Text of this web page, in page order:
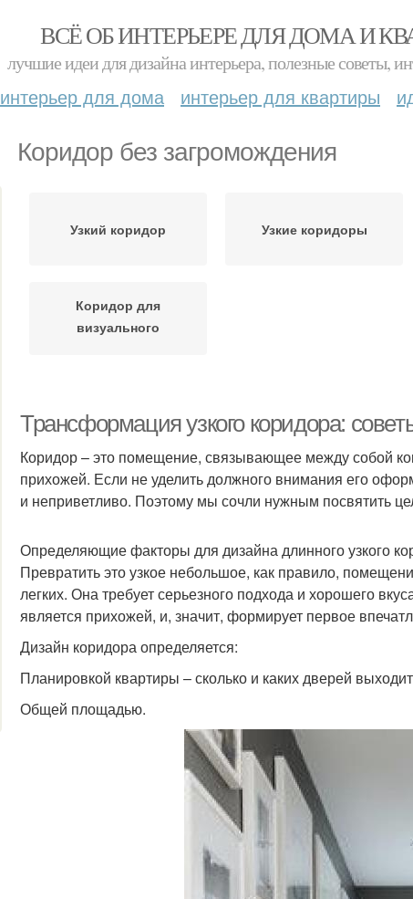
ВСЁ ОБ ИНТЕРЬЕРЕ ДЛЯ ДОМА И
лучшие идеи для дизайна интерьера, полезные советы,
интерьер для дома интерьер для квартиры
Коридор без загромождения
Узкий коридор Узкие коридоры
Коридор для
визуального
Трансформация узкого коридора:
Коридор – это помещение, связывающее между собой
прихожей. Если не уделить должного внимания его
и неприветливо. Поэтому мы сочли нужным посвятить
Определяющие факторы для дизайна длинного узкого
Превратить это узкое небольшое, как правило,
легких. Она требует серьезного подхода и хорошего
является прихожей, и, значит, формирует первое
Дизайн коридора определяется:
Планировкой квартиры – сколько и каких дверей
Общей площадью.